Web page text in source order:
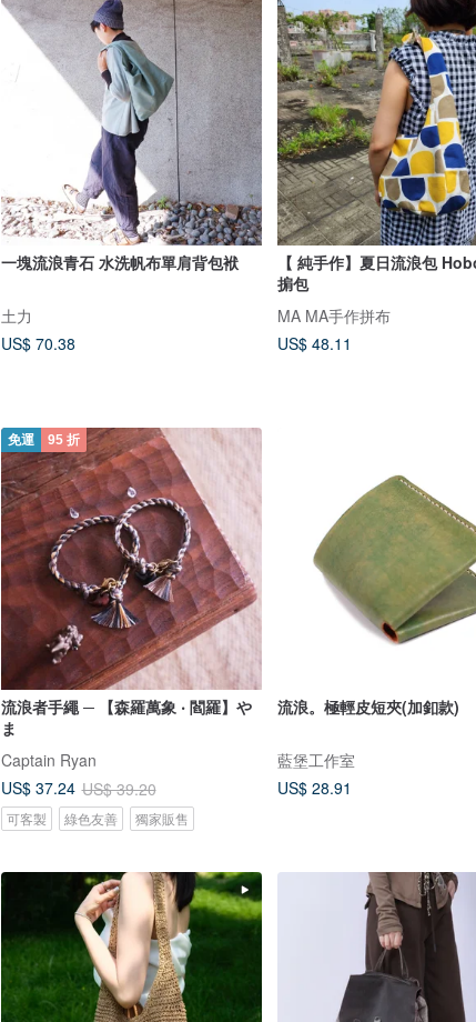
一塊流浪青石 水洗帆布單肩背包袱
土力
US$ 70.38
【 純手作】夏日流浪包
掮包
MA MA手作拼布
US$ 48.11
免運 95 折
流浪者手繩 ─ 【森羅萬象 ‧ 閻羅】や
ま
Captain Ryan
US$ 37.24 US$ 39.20
可客製 綠色友善 獨家販售
流浪。極輕皮短夾(加釦款)
藍堡工作室
US$ 28.91